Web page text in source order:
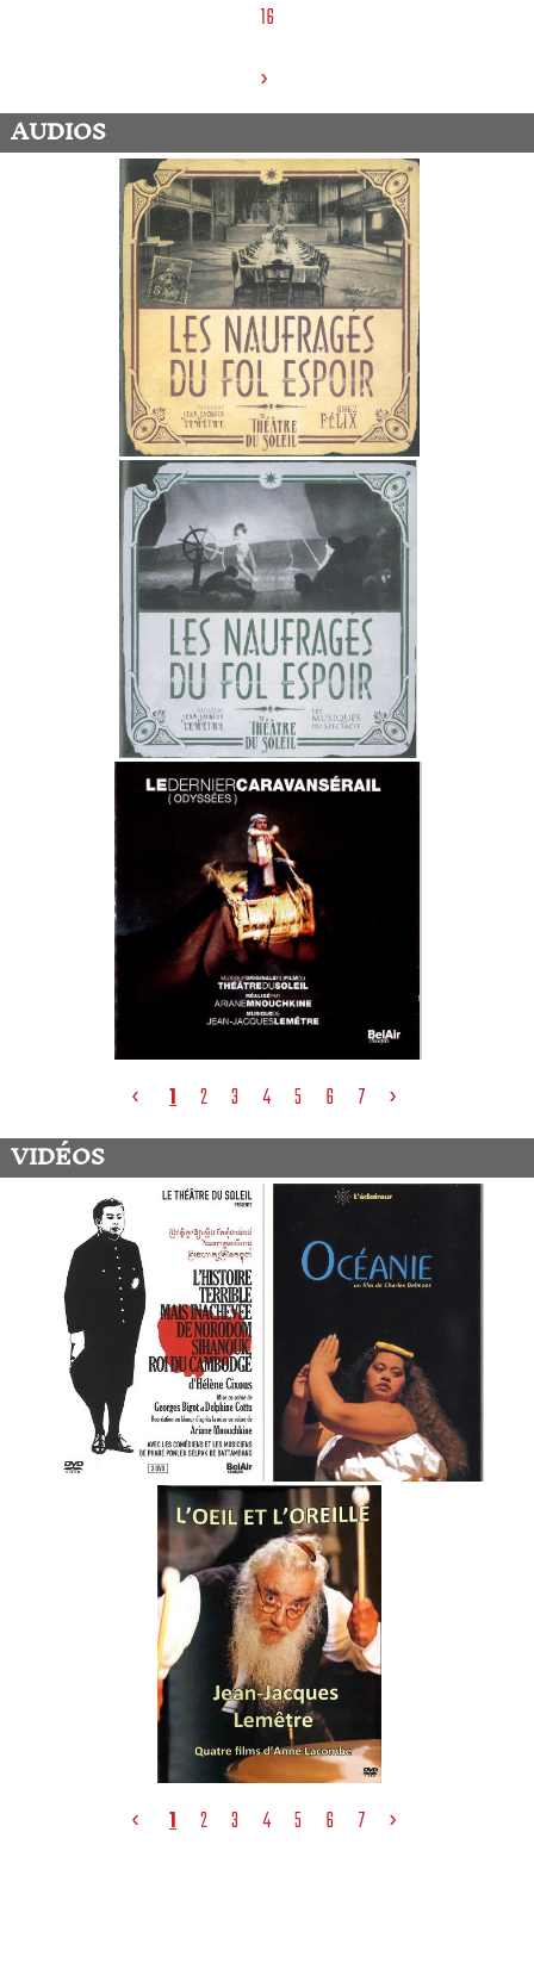
16
›
AUDIOS
‹ 1 2 3 4 5 6 7 ›
VIDÉOS
‹ 1 2 3 4 5 6 7 ›